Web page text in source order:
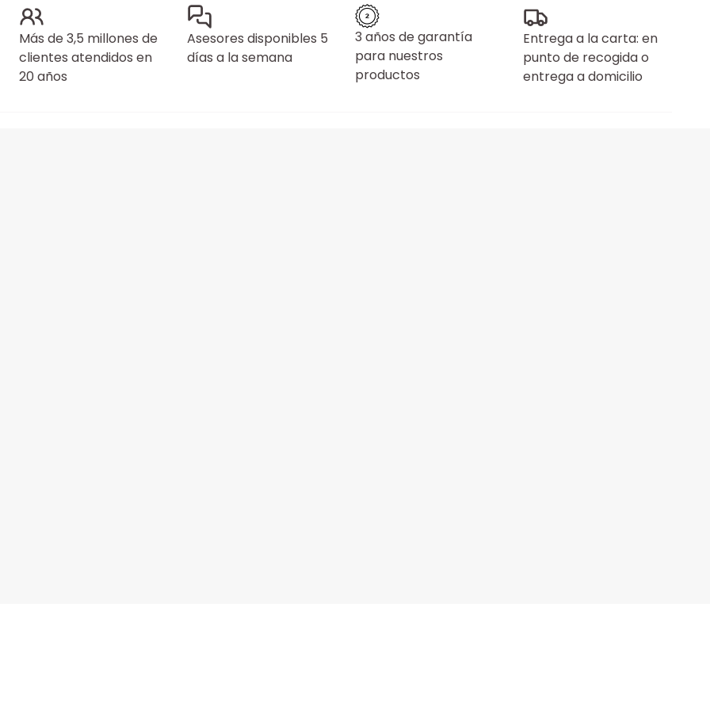
Más de 3,5 millones de
clientes atendidos en
20 años
Asesores disponibles 5
días a la semana
3 años de garantía
para nuestros
productos
Entrega a la carta: en
punto de recogida o
entrega a domicilio